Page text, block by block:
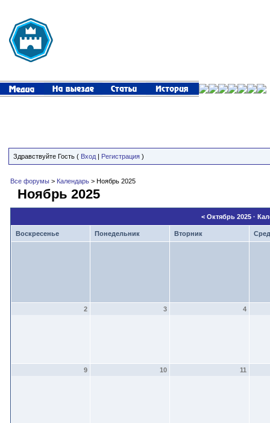
Здравствуйте Гость ( Вход | Регистрация )
Все форумы > Календарь > Ноябрь 2025
Ноябрь 2025
< Октябрь 2025 ·
Воскресенье Понедельник Вторник
2 3 4
9 10 11